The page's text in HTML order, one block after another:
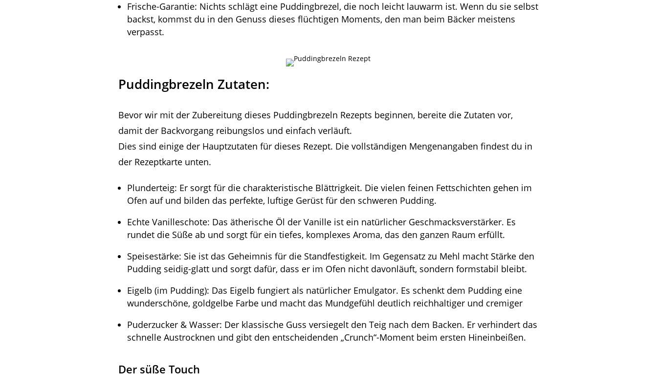
Frische-Garantie: Nichts schlägt eine Puddingbrezel, die noch leicht lauwarm ist. Wenn du sie selbst
backst, kommst du in den Genuss dieses flüchtigen Moments, den man beim Bäcker meistens
verpasst.
Puddingbrezeln Zutaten:
Bevor wir mit der Zubereitung dieses Puddingbrezeln Rezepts beginnen, bereite die Zutaten vor,
damit der Backvorgang reibungslos und einfach verläuft.
Dies sind einige der Hauptzutaten für dieses Rezept. Die vollständigen Mengenangaben findest du in
der Rezeptkarte unten.
Plunderteig: Er sorgt für die charakteristische Blättrigkeit. Die vielen feinen Fettschichten gehen im
Ofen auf und bilden das perfekte, luftige Gerüst für den schweren Pudding.
Echte Vanilleschote: Das ätherische Öl der Vanille ist ein natürlicher Geschmacksverstärker. Es
rundet die Süße ab und sorgt für ein tiefes, komplexes Aroma, das den ganzen Raum erfüllt.
Speisestärke: Sie ist das Geheimnis für die Standfestigkeit. Im Gegensatz zu Mehl macht Stärke den
Pudding seidig-glatt und sorgt dafür, dass er im Ofen nicht davonläuft, sondern formstabil bleibt.
Eigelb (im Pudding): Das Eigelb fungiert als natürlicher Emulgator. Es schenkt dem Pudding eine
wunderschöne, goldgelbe Farbe und macht das Mundgefühl deutlich reichhaltiger und cremiger
Puderzucker & Wasser: Der klassische Guss versiegelt den Teig nach dem Backen. Er verhindert das
schnelle Austrocknen und gibt den entscheidenden „Crunch“-Moment beim ersten Hineinbeißen.
Der süße Touch